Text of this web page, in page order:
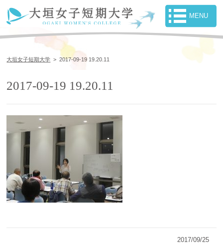
大垣女子短期大学 >2017-09-19 19.20.11
2017-09-19 19.20.11
2017/09/25